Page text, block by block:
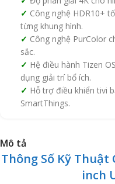
Công nghệ HDR10+
từng khung hình.
Công nghệ PurColor
sắc.
Hệ điều hành Tizen
dụng giải trí bổ ích.
Hỗ trợ điều khiển tivi
SmartThings.
Mô tả
Thông Số Kỹ Thuật
inch